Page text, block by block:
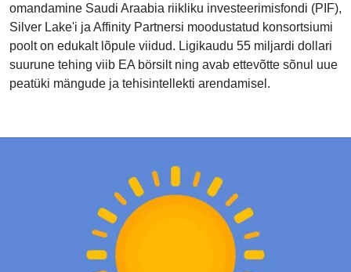
omandamine Saudi Araabia riikliku investeerimisfondi (PIF),
Silver Lake'i ja Affinity Partnersi moodustatud konsortsiumi
poolt on edukalt lõpule viidud. Ligikaudu 55 miljardi dollari
suurune tehing viib EA börsilt ning avab ettevõtte sõnul uue
peatüki mängude ja tehisintellekti arendamisel.